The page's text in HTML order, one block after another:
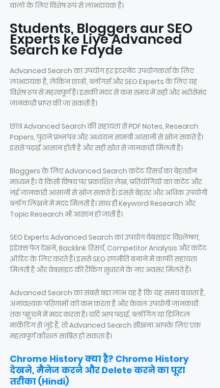
वालों के लिए विशेष रूप से लाभदायक है।
Students, Bloggers aur SEO
Experts ke Liye Advanced
Search ke Fayde
Advanced Search का उपयोग हर इंटरनेट उपयोगकर्ता के लिए
लाभदायक है, लेकिन छात्रों, ब्लॉगर्स और SEO Experts के लिए यह
विशेष रूप से महत्वपूर्ण है। इसकी मदद से कम समय में सही और भरोसेमंद
जानकारी प्राप्त की जा सकती है।
छात्र Advanced Search की सहायता से PDF Notes, Research
Papers, पुराने प्रश्नपत्र और अध्ययन सामग्री आसानी से खोज सकते हैं।
इससे पढ़ाई आसान होती है और सही स्रोत से जानकारी मिलती है।
Bloggers के लिए Advanced Search कंटेंट रिसर्च का बेहतरीन
माध्यम है। वे किसी विषय पर प्रकाशित लेख, प्रतियोगियों का कंटेंट और
नई जानकारी आसानी से खोज सकते हैं। इससे बेहतर और अधिक उपयोगी
ब्लॉग लिखने में मदद मिलती है। साथ ही Keyword Research और
Topic Research भी आसान हो जाती है।
SEO Experts Advanced Search का उपयोग वेबसाइट विश्लेषण,
इंडेक्स पेज देखने, Backlink रिसर्च, Competitor Analysis और कंटेंट
ऑडिट के लिए करते हैं। इससे SEO रणनीति बनाने में काफी सहायता
मिलती है और वेबसाइट की रैंकिंग सुधारने के नए अवसर मिलते हैं।
Advanced Search का सबसे बड़ा लाभ यह है कि यह समय बचाता है,
अनावश्यक परिणामों को कम करता है और केवल उपयोगी जानकारी
तक पहुंचने में मदद करता है। यदि आप पढ़ाई, ब्लॉगिंग या डिजिटल
मार्केटिंग से जुड़े हैं, तो Advanced Search सीखना आपके लिए एक
महत्वपूर्ण कौशल साबित हो सकता है।
Chrome History क्या है? Chrome History
देखने, मैनेज करने और Delete करने का पूरा
तरीका (Hindi)